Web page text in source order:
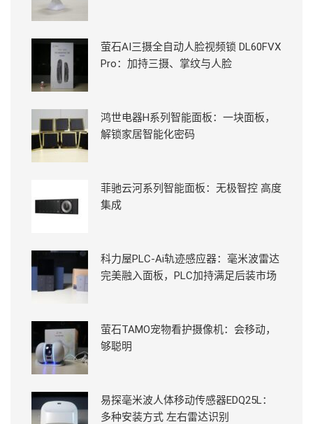
萤石AI三摄全自动人脸视频锁 DL60FVX
Pro：加持三摄、掌纹与人脸
鸿世电器H系列智能面板：一块面板，
解锁家居智能化密码
菲驰云河系列智能面板：无极智控 高度
集成
科力屋PLC-Ai轨迹感应器：毫米波雷达
完美融入面板，PLC加持满足后装市场
萤石TAMO宠物看护摄像机：会移动，
够聪明
易探毫米波人体移动传感器EDQ25L：
多种安装方式 左右雷达识别